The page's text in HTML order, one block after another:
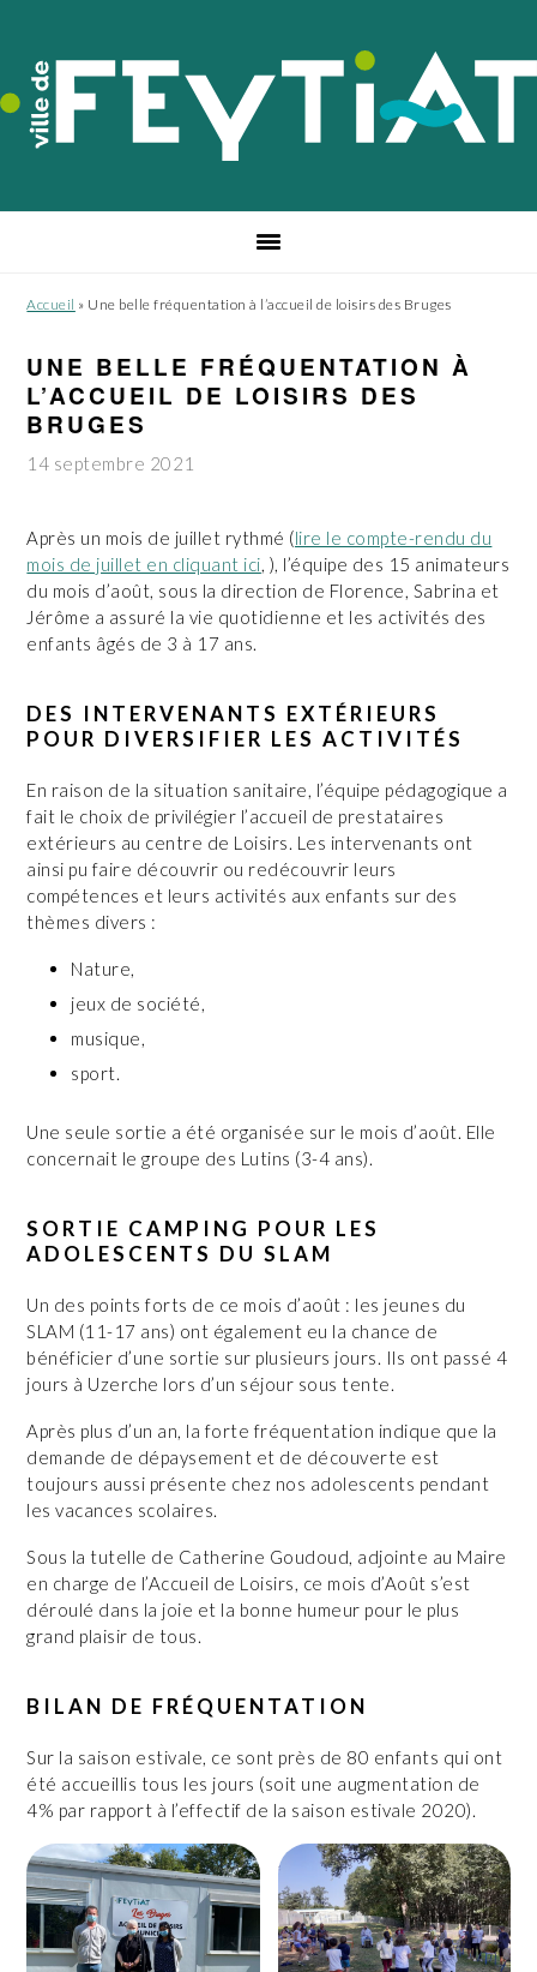
navigation
principale
contenu
principal
pied
de
page
Accueil » Une belle fréquentation à l’accueil de loisirs des Bruges
UNE BELLE FRÉQUENTATION À
L’ACCUEIL DE LOISIRS DES
BRUGES
14 septembre 2021
Après un mois de juillet rythmé (lire le compte-rendu du
mois de juillet en cliquant ici, ), l’équipe des 15 animateurs
du mois d’août, sous la direction de Florence, Sabrina et
Jérôme a assuré la vie quotidienne et les activités des
enfants âgés de 3 à 17 ans.
DES INTERVENANTS EXTÉRIEURS
POUR DIVERSIFIER LES ACTIVITÉS
En raison de la situation sanitaire, l’équipe pédagogique a
fait le choix de privilégier l’accueil de prestataires
extérieurs au centre de Loisirs. Les intervenants ont
ainsi pu faire découvrir ou redécouvrir leurs
compétences et leurs activités aux enfants sur des
thèmes divers :
Nature,
jeux de société,
musique,
sport.
Une seule sortie a été organisée sur le mois d’août. Elle
concernait le groupe des Lutins (3-4 ans).
SORTIE CAMPING POUR LES
ADOLESCENTS DU SLAM
Un des points forts de ce mois d’août : les jeunes du
SLAM (11-17 ans) ont également eu la chance de
bénéficier d’une sortie sur plusieurs jours. Ils ont passé 4
jours à Uzerche lors d’un séjour sous tente.
Après plus d’un an, la forte fréquentation indique que la
demande de dépaysement et de découverte est
toujours aussi présente chez nos adolescents pendant
les vacances scolaires.
Sous la tutelle de Catherine Goudoud, adjointe au Maire
en charge de l’Accueil de Loisirs, ce mois d’Août s’est
déroulé dans la joie et la bonne humeur pour le plus
grand plaisir de tous.
BILAN DE FRÉQUENTATION
Sur la saison estivale, ce sont près de 80 enfants qui ont
été accueillis tous les jours (soit une augmentation de
4% par rapport à l’effectif de la saison estivale 2020).